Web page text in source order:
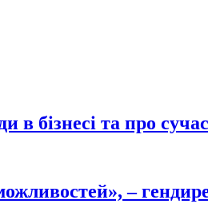
в бізнесі та про
–